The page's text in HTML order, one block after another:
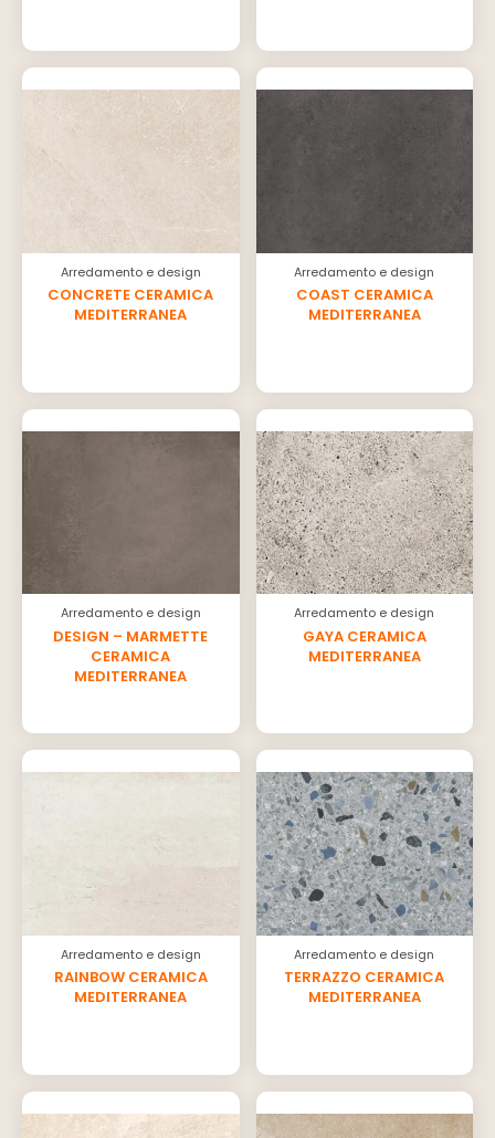
Arredamento e design
CONCRETE CERAMICA
MEDITERRANEA
Arredamento e design
COAST CERAMICA
MEDITERRANEA
Arredamento e design
DESIGN – MARMETTE
CERAMICA
MEDITERRANEA
Arredamento e design
GAYA CERAMICA
MEDITERRANEA
Arredamento e design
RAINBOW CERAMICA
MEDITERRANEA
Arredamento e design
TERRAZZO CERAMICA
MEDITERRANEA